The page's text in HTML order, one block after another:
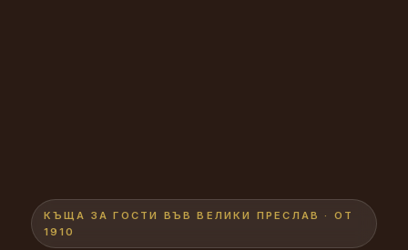
КЪЩА ЗА ГОСТИ ВЪВ ВЕЛИКИ ПРЕСЛАВ · ОТ
1910